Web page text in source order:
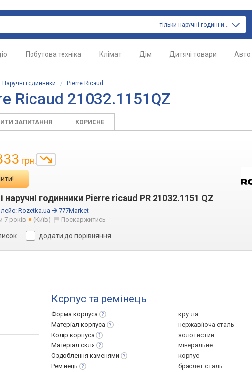
тільки наручні годинники
Побутова техніка Клімат Дім Дитячі товари Авто
Наручні годинники / Pierre Ricaud
Ricaud 21032.1151QZ
ЗАПИТАННЯ КОРИСНЕ
грн.
наручні годинники Pierre ricaud PR 21032.1151 QZ
Rozetka.ua
777Market
7 років
(Київ) Поскаржитись
додати до порівняння
Корпус та ремінець
Форма корпуса
кругла
Матеріал корпуса
нержавіюча сталь
Колір корпуса
золотистий
Матеріал скла
мінеральне
Оздоблення каменями
корпус
Ремінець
браслет сталь